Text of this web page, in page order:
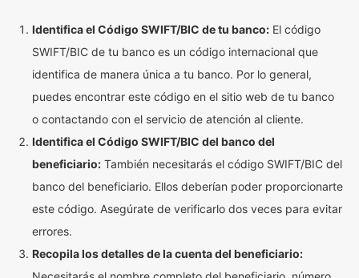
Identifica el Código SWIFT/BIC de tu banco: El código
SWIFT/BIC de tu banco es un código internacional que
identifica de manera única a tu banco. Por lo general,
puedes encontrar este código en el sitio web de tu banco
o contactando con el servicio de atención al cliente.
Identifica el Código SWIFT/BIC del banco del
beneficiario: También necesitarás el código SWIFT/BIC del
banco del beneficiario. Ellos deberían poder proporcionarte
este código. Asegúrate de verificarlo dos veces para evitar
errores.
Recopila los detalles de la cuenta del beneficiario: